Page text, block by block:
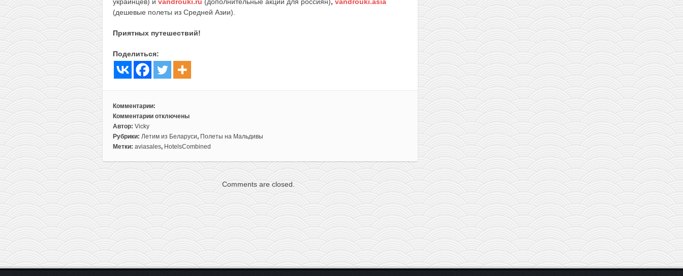
украинцев) и vandrouki.ru (дополнительные акции для россиян), vandrouki.asia
(дешевые полеты из Средней Азии).
Приятных путешествий!
Поделиться:
Комментарии:
Комментарии
к
записи
Готовое
перелеты
из
Минска
проживание
на
Мальдивах
всего
отключены
Автор: Vicky
Рубрики: Летим из Беларуси, Полеты на Мальдивы
Метки: aviasales, HotelsCombined
Comments are closed.